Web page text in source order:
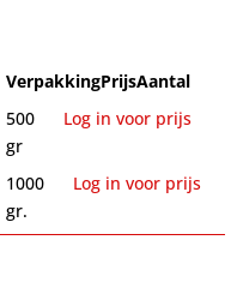
VerpakkingPrijsAantal
500
gr
Log in voor prijs
1000
gr.
Log in voor prijs